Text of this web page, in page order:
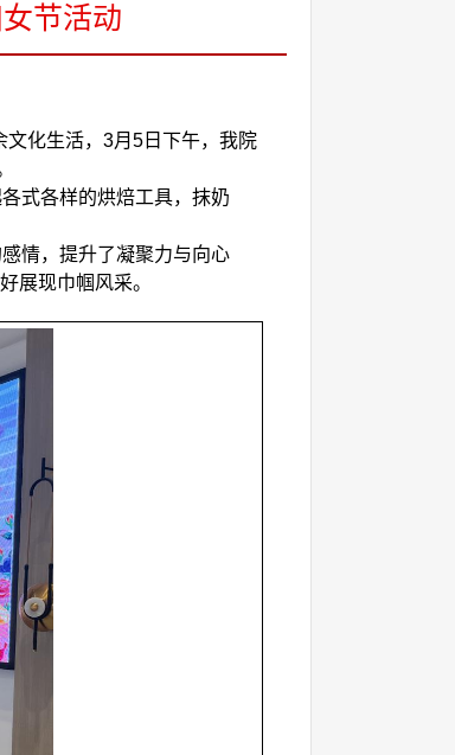
节活动
文化生活，3月5日下午，我院
式各样的烘焙工具，抹奶
情，提升了凝聚力与向心
展现巾帼风采。